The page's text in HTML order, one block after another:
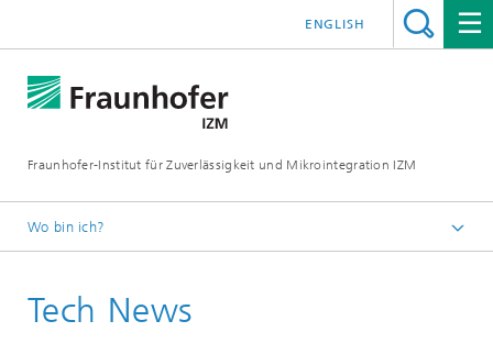
Fraunhofer-Institut für Zuverlässigkeit und Mikrointegration IZM
ENGLISH
Wo bin ich?
News & Veranstaltungen
Tech News